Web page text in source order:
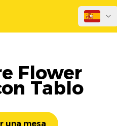
Flower
Tablo
una mesa